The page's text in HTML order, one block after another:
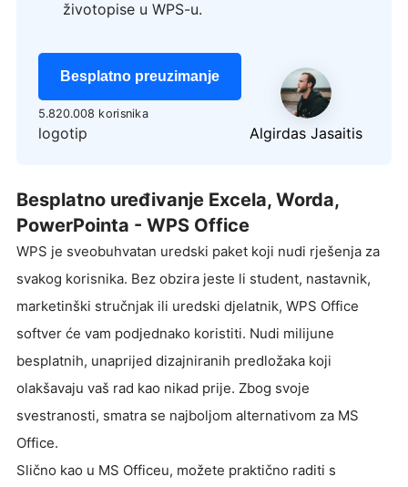
životopise u WPS-u.
Besplatno preuzimanje
5.820.008 korisnika
Algirdas Jasaitis
logotip
Besplatno uređivanje Excela, Worda,
PowerPointa - WPS Office
WPS je sveobuhvatan uredski paket koji nudi rješenja za
svakog korisnika. Bez obzira jeste li student, nastavnik,
marketinški stručnjak ili uredski djelatnik, WPS Office
softver će vam podjednako koristiti. Nudi milijune
besplatnih, unaprijed dizajniranih predložaka koji
olakšavaju vaš rad kao nikad prije. Zbog svoje
svestranosti, smatra se najboljom alternativom za MS
Office.
Slično kao u MS Officeu, možete praktično raditi s